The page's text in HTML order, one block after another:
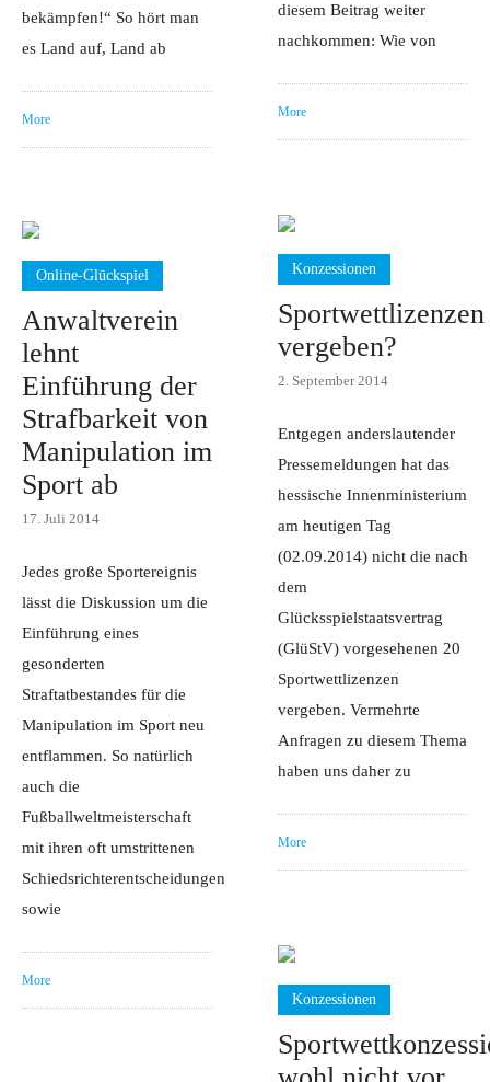
bekämpfen!“ So hört man
es Land auf, Land ab
More
diesem Beitrag weiter
nachkommen: Wie von
More
Konzessionen
Sportwettlizenzen
vergeben?
2. September 2014
Entgegen anderslautender
Pressemeldungen hat das
hessische Innenministerium
am heutigen Tag
(02.09.2014) nicht die nach
dem
Glücksspielstaatsvertrag
(GlüStV) vorgesehenen 20
Sportwettlizenzen
vergeben. Vermehrte
Anfragen zu diesem Thema
haben uns daher zu
More
Online-Glückspiel
Anwaltverein
lehnt
Einführung der
Strafbarkeit von
Manipulation im
Sport ab
17. Juli 2014
Jedes große Sportereignis
lässt die Diskussion um die
Einführung eines
gesonderten
Straftatbestandes für die
Manipulation im Sport neu
entflammen. So natürlich
auch die
Fußballweltmeisterschaft
mit ihren oft umstrittenen
Schiedsrichterentscheidungen
sowie
More
Konzessionen